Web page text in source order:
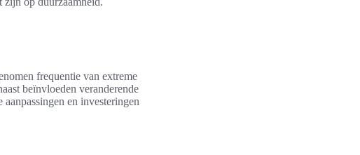
frequentie van extreme
beïnvloeden veranderende
en investeringen